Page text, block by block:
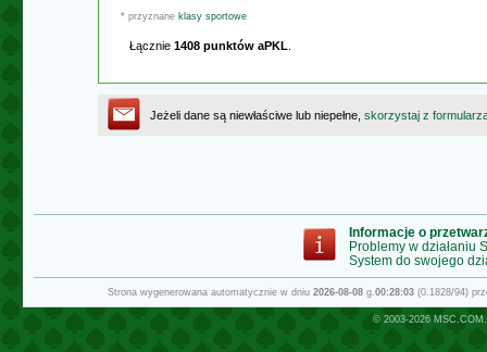
* przyznane klasy sportowe
Łącznie 1408 punktów aPKL
Jeżeli dane są niewłaściwe lub niepełne, skorzystaj z
Informacje o
Problemy w działaniu
System do swojego
Strona wygenerowana automatycznie w dniu 2026-08-08 g.00:28:03 (0.1828/94)
© 2003-2026